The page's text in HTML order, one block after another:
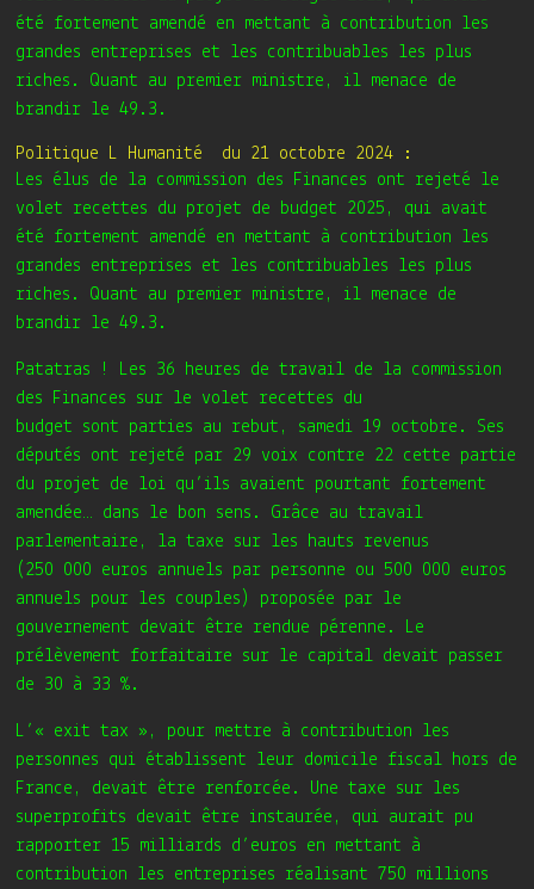
été fortement amendé en mettant à contribution les
grandes entreprises et les contribuables les plus
riches. Quant au premier ministre, il menace de
brandir le 49.3.
Politique L Humanité du 21 octobre 2024 :
Les élus de la commission des Finances ont rejeté le
volet recettes du projet de budget 2025, qui avait
été fortement amendé en mettant à contribution les
grandes entreprises et les contribuables les plus
riches. Quant au premier ministre, il menace de
brandir le 49.3.
Patatras ! Les 36 heures de travail de la commission
des Finances sur le volet recettes du
budget sont parties au rebut, samedi 19 octobre. Ses
députés ont rejeté par 29 voix contre 22 cette partie
du projet de loi qu’ils avaient pourtant fortement
amendée… dans le bon sens. Grâce au travail
parlementaire, la taxe sur les hauts revenus
(250 000 euros annuels par personne ou 500 000 euros
annuels pour les couples) proposée par le
gouvernement devait être rendue pérenne. Le
prélèvement forfaitaire sur le capital devait passer
de 30 à 33 %.
L’« exit tax », pour mettre à contribution les
personnes qui établissent leur domicile fiscal hors de
France, devait être renforcée. Une taxe sur les
superprofits devait être instaurée, qui aurait pu
rapporter 15 milliards d’euros en mettant à
contribution les entreprises réalisant 750 millions